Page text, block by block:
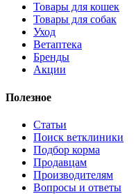
Товары для кошек
Товары для собак
Уход
Ветаптека
Бренды
Акции
Полезное
Статьи
Поиск ветклиники
Подбор корма
Продавцам
Производителям
Вопросы и ответы